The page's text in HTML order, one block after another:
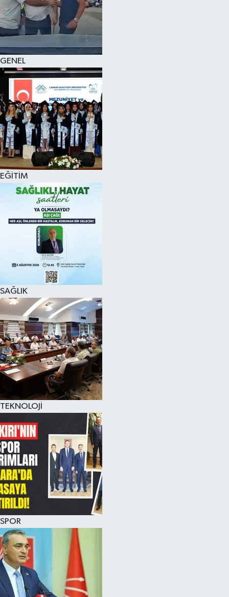
GENEL
EĞİTİM
SAĞLIK
TEKNOLOJİ
SPOR
KÜLTÜR SANAT
SAĞLIK
SİYASET
SPOR
TEKNOLOJİ
VİZYONDAKİLER
YAŞAM